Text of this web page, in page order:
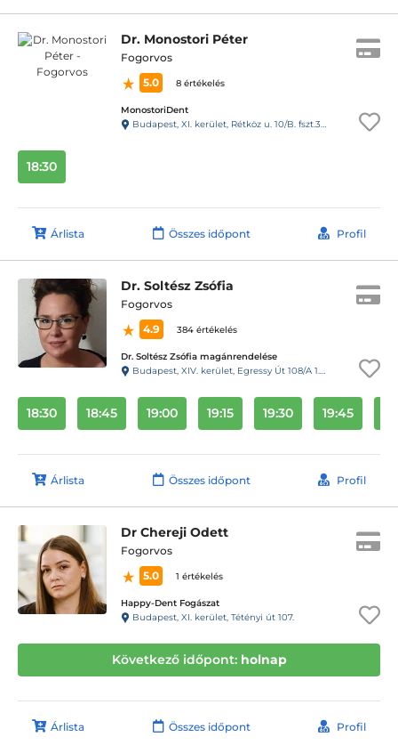
Dr. Monostori Péter
Fogorvos
5.0
8 értékelés
MonostoriDent
Budapest, XI. kerület, Rétköz u. 10/B. fszt.3, kapucsengő: 3#
18:30
Árlista Összes időpont Profil
Dr. Soltész Zsófia
Fogorvos
4.9
384 értékelés
Dr. Soltész Zsófia magánrendelése
Budapest, XIV. kerület, Egressy Út 108/A 1.elmelet, 2. ajtó 23-as kapucsengő (Fogorvosi Rendelő)
18:30 18:45 19:00 19:15 19:30 19:45
Árlista Összes időpont Profil
Dr Chereji Odett
Fogorvos
5.0
1 értékelés
Happy-Dent Fogászat
Budapest, XI. kerület, Tétényi út 107.
Következő időpont: holnap
Árlista Összes időpont Profil